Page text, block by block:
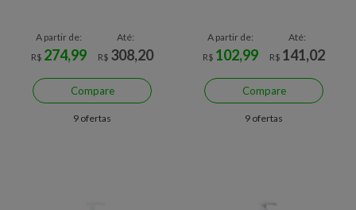
A partir de:
R$ 274,99
Até:
R$ 308,20
Compare
9 ofertas
A partir de:
R$ 102,99
Até:
R$ 141,02
Compare
9 ofertas